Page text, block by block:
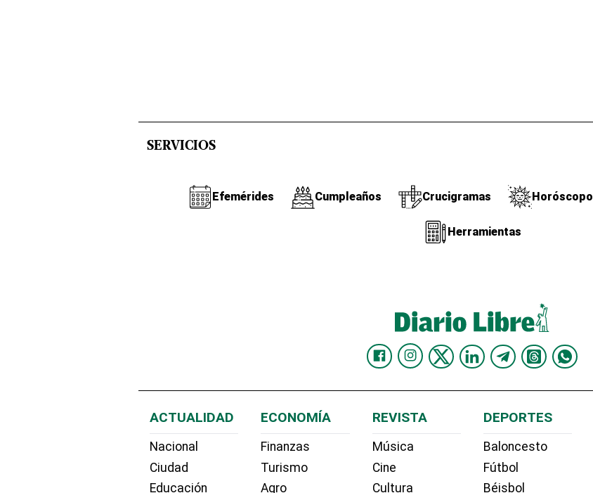
SERVICIOS
Efemérides Cumpleaños Crucigramas Horóscopo
Herramientas
ACTUALIDAD
Nacional
Ciudad
Educación
ECONOMÍA
Finanzas
Turismo
Agro
REVISTA
Música
Cine
Cultura
DEPORTES
Baloncesto
Fútbol
Béisbol